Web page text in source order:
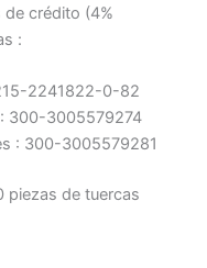
de crédito (4%
:
2241822-0-82
300-3005579274
: 300-3005579281
piezas de tuercas